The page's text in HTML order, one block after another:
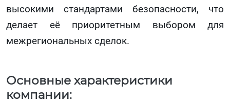
высокими стандартами безопасности, что
делает её приоритетным выбором для
межрегиональных сделок.
Основные характеристики
компании: